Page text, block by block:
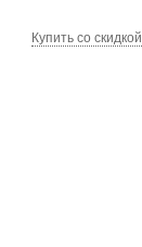
Купить со скидкой